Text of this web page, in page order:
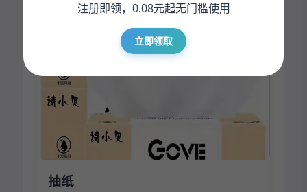
抽纸
注册即领，0.08元起无门槛使用
立即领取